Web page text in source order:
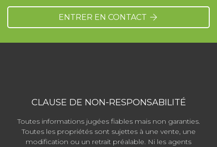
ENTRER EN CONTACT
CLAUSE DE NON-RESPONSABILITÉ
Toutes informations jugées fiables mais non garanties.
Toutes les propriétés sont sujettes à une vente, une
modification ou un retrait préalable. Ni les agents